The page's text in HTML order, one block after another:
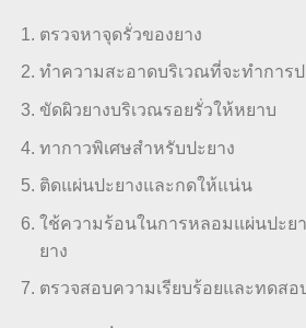
ตรวจหาจุดรั่วของยาง
ทำความสะอาดบริเวณที่จะทำการป
ขัดผิวยางบริเวณรอยรั่วให้หยาบ
ทากาวพิเศษสำหรับปะยาง
ติดแผ่นปะยางและกดให้แน่น
ใช้ความร้อนในการหลอมแผ่นปะยา
ยาง
ตรวจสอบความเรียบร้อยและทดสอ